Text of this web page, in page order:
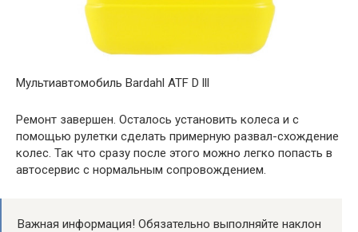
Мультиавтомобиль Bardahl ATF D lll
Ремонт завершен. Осталось установить колеса и с
помощью рулетки сделать примерную развал-схождение
колес. Так что сразу после этого можно легко попасть в
автосервис с нормальным сопровождением.
Важная информация! Обязательно выполняйте наклон